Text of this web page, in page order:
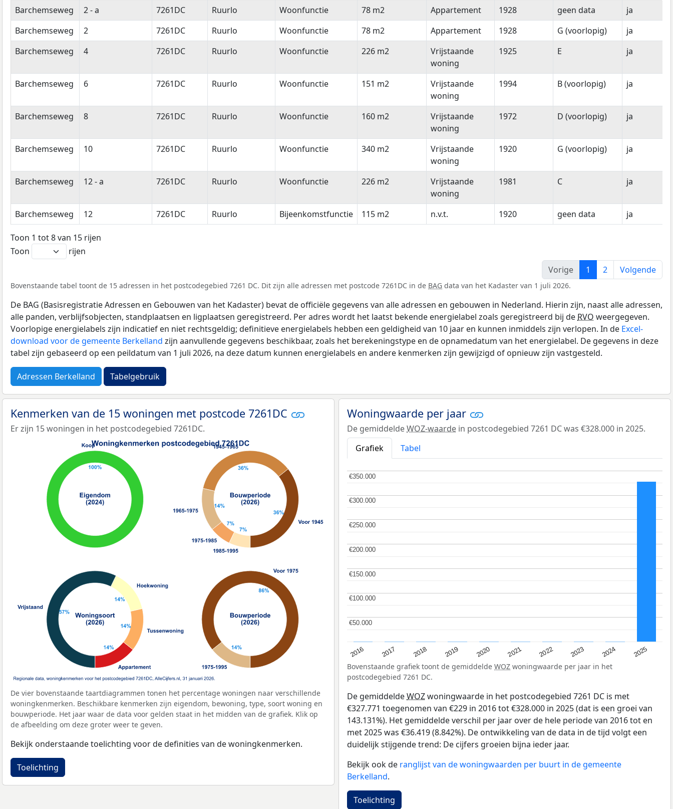
Straatnaam
Huisnummer Postcode Woonplaats Gebruiksdoel Oppervlakte Woningtype Bouwjaar Energielabel
Bebouwde
kom
Barchemseweg 2 - a 7261DC Ruurlo Woonfunctie 78 m2 Appartement 1928 geen data
ja
Barchemseweg
2 7261DC Ruurlo Woonfunctie 78 m2 Appartement 1928 G (voorlopig)
ja
Barchemseweg
4 7261DC Ruurlo Woonfunctie 226 m2
Vrijstaande
woning
1925 E ja
Barchemseweg 6 7261DC Ruurlo Woonfunctie 151 m2
Vrijstaande
woning
1994 B (voorlopig) ja
Barchemseweg 8 7261DC Ruurlo Woonfunctie 160 m2
Vrijstaande
woning
1972 D (voorlopig) ja
Barchemseweg 10 7261DC Ruurlo Woonfunctie 340 m2
Vrijstaande
woning
1920 G (voorlopig) ja
Barchemseweg 12 - a 7261DC Ruurlo Woonfunctie 226 m2
Vrijstaande
woning
1981 C ja
Barchemseweg 12 7261DC Ruurlo Bijeenkomstfunctie 115 m2 n.v.t. 1920 geen data ja
Toon 1 tot 8 van 15 rijen
Toon
rijen
Vorige
1 2 Volgende
Bovenstaande tabel toont de 15 adressen in het postcodegebied 7261 DC. Dit zijn alle adressen met postcode 7261DC in de BAG data van het Kadaster van 1 juli 2026.
De BAG (Basisregistratie Adressen en Gebouwen van het Kadaster) bevat de officiële gegevens van alle adressen en gebouwen in Nederland. Hierin zijn, naast alle adressen,
alle panden, verblijfsobjecten, standplaatsen en ligplaatsen geregistreerd. Per adres wordt het laatst bekende energielabel zoals geregistreerd bij de RVO weergegeven.
Voorlopige energielabels zijn indicatief en niet rechtsgeldig; definitieve energielabels hebben een geldigheid van 10 jaar en kunnen inmiddels zijn verlopen. In de Excel-
download voor de gemeente Berkelland zijn aanvullende gegevens beschikbaar, zoals het berekeningstype en de opnamedatum van het energielabel. De gegevens in deze
tabel zijn gebaseerd op een peildatum van 1 juli 2026, na deze datum kunnen energielabels en andere kenmerken zijn gewijzigd of opnieuw zijn vastgesteld.
Adressen Berkelland Tabelgebruik
Kenmerken van de 15 woningen met postcode 7261DC
Er zijn 15 woningen in het postcodegebied 7261DC.
De vier bovenstaande taartdiagrammen tonen het percentage woningen naar verschillende
woningkenmerken. Beschikbare kenmerken zijn eigendom, bewoning, type, soort woning en
bouwperiode. Het jaar waar de data voor gelden staat in het midden van de grafiek. Klik op
de afbeelding om deze groter weer te geven.
Bekijk onderstaande toelichting voor de definities van de woningkenmerken.
Toelichting
Woningwaarde per jaar
De gemiddeldeWOZ-waarde in postcodegebied 7261 DC was €328.000 in 2025.
Grafiek
Tabel
2016 2017 2018 2019 2020 2021 2022 2023 2024 2025
€50.000
€50.000
€100.000
€100.000
€150.000
€150.000
€200.000
€200.000
€250.000
€250.000
€300.000
€300.000
€350.000
€350.000
Bovenstaande grafiek toont de gemiddelde WOZ woningwaarde per jaar in het
postcodegebied 7261 DC.
De gemiddeldeWOZwoningwaarde in het postcodegebied 7261 DC is met
€327.771 toegenomen van €229 in 2016 tot €328.000 in 2025 (dat is een groei van
143.131%). Het gemiddelde verschil per jaar over de hele periode van 2016 tot en
met 2025 was €36.419 (8.842%). De ontwikkeling van de data in de tijd volgt een
duidelijk stijgende trend: De cijfers groeien bijna ieder jaar.
Bekijk ook de ranglijst van de woningwaarden per buurt in de gemeente
Berkelland.
Toelichting